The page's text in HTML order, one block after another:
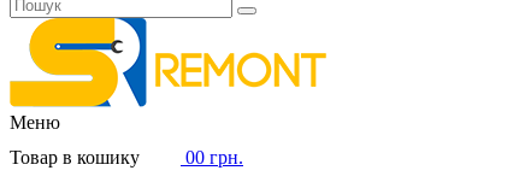
Меню
Товар в кошику
00 грн.